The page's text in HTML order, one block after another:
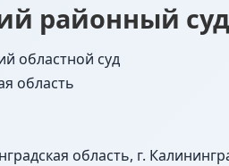
районный
областной суд
область
область, г.